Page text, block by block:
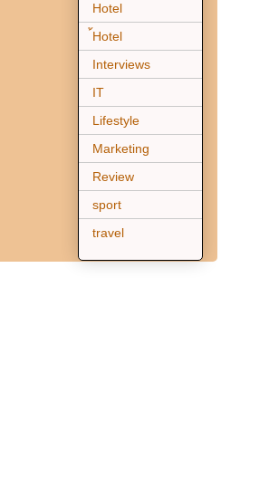
Hotel
้Hotel
Interviews
IT
Lifestyle
Marketing
Review
sport
travel